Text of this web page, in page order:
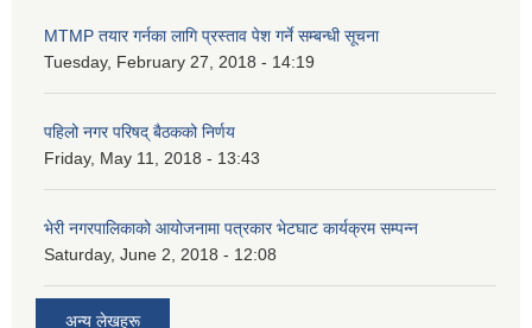
MTMP तयार गर्नका लागि प्रस्ताव पेश गर्ने सम्बन्धी सूचना
Tuesday, February 27, 2018 - 14:19
पहिलो नगर परिषद् बैठकको निर्णय
Friday, May 11, 2018 - 13:43
भेरी नगरपालिकाको आयोजनामा पत्रकार भेटघाट कार्यक्रम सम्पन्न
Saturday, June 2, 2018 - 12:08
अन्य लेखहरू